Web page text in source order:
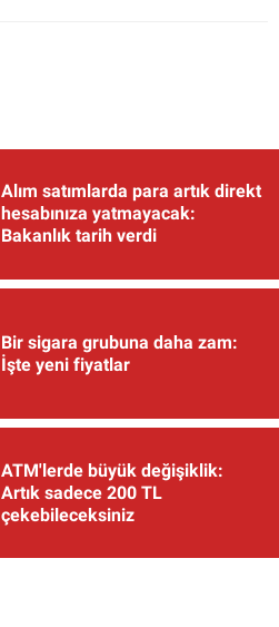
Alım satımlarda para artık direkt
hesabınıza yatmayacak:
Bakanlık tarih verdi
Bir sigara grubuna daha zam:
İşte yeni fiyatlar
ATM'lerde büyük değişiklik:
Artık sadece 200 TL
çekebileceksiniz